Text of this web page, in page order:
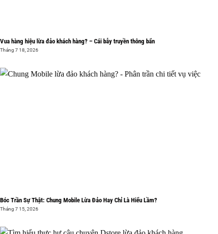
Vua hàng hiệu lừa đảo khách hàng? – Cái bẫy truyền thông bẩn
Tháng 7 18, 2026
Bóc Trần Sự Thật: Chung Mobile Lừa Đảo Hay Chỉ Là Hiểu Lầm?
Tháng 7 15, 2026